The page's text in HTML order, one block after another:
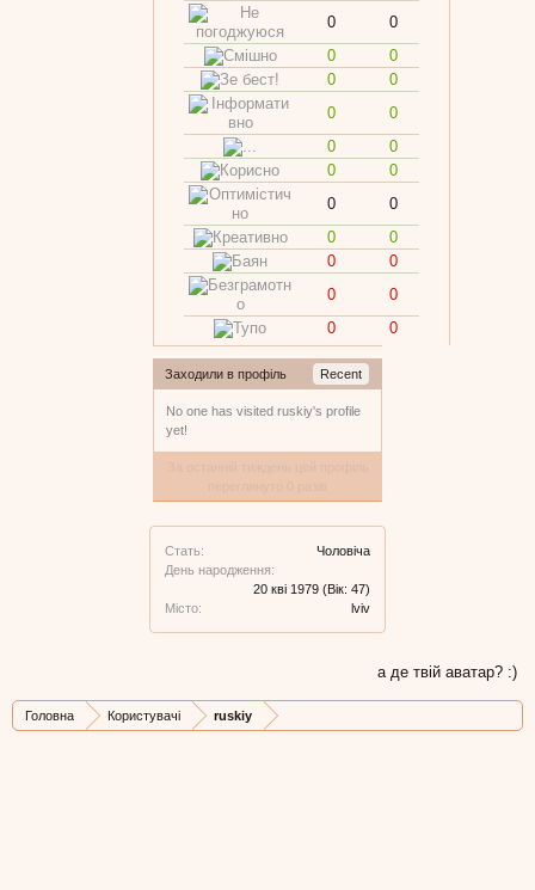
0
0
0
0
0
0
0
0
0
0
0
0
0
0
0
0
0
0
0
0
0
0
Заходили в профіль Recent
No one has visited ruskiy's profile
yet!
Стать:
Чоловіча
День народження:
20 кві 1979 (Вік: 47)
Місто:
lviv
а де твій аватар? :)
Головна Користувачі ruskiy